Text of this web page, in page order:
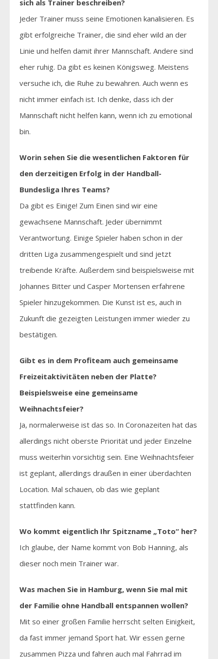
sich als Trainer beschreiben?
Jeder Trainer muss seine Emotionen kanalisieren. Es
gibt erfolgreiche Trainer, die sind eher wild an der
Linie und helfen damit ihrer Mannschaft. Andere sind
eher ruhig. Da gibt es keinen Königsweg. Meistens
versuche ich, die Ruhe zu bewahren. Auch wenn es
nicht immer einfach ist. Ich denke, dass ich der
Mannschaft nicht helfen kann, wenn ich zu emotional
bin.
Worin sehen Sie die wesentlichen Faktoren für
den derzeitigen Erfolg in der Handball-
Bundesliga Ihres Teams?
Da gibt es Einige! Zum Einen sind wir eine
gewachsene Mannschaft. Jeder übernimmt
Verantwortung. Einige Spieler haben schon in der
dritten Liga zusammengespielt und sind jetzt
treibende Kräfte. Außerdem sind beispielsweise mit
Johannes Bitter und Casper Mortensen erfahrene
Spieler hinzugekommen. Die Kunst ist es, auch in
Zukunft die gezeigten Leistungen immer wieder zu
bestätigen.
Gibt es in dem Profiteam auch gemeinsame
Freizeitaktivitäten neben der Platte?
Beispielsweise eine gemeinsame
Weihnachtsfeier?
Ja, normalerweise ist das so. In Coronazeiten hat das
allerdings nicht oberste Priorität und jeder Einzelne
muss weiterhin vorsichtig sein. Eine Weihnachtsfeier
ist geplant, allerdings draußen in einer überdachten
Location. Mal schauen, ob das wie geplant
stattfinden kann.
Wo kommt eigentlich Ihr Spitzname „Toto“ her?
Ich glaube, der Name kommt von Bob Hanning, als
dieser noch mein Trainer war.
Was machen Sie in Hamburg, wenn Sie mal mit
der Familie ohne Handball entspannen wollen?
Mit so einer großen Familie herrscht selten Einigkeit,
da fast immer jemand Sport hat. Wir essen gerne
zusammen Pizza und fahren auch mal Fahrrad im